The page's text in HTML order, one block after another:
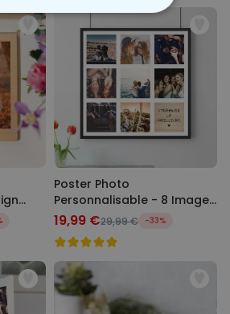
Poster Photo
Personnalisable - 8 Images
+ Texte
19,99 €29,99 € -33%
NÉCESSAIRE